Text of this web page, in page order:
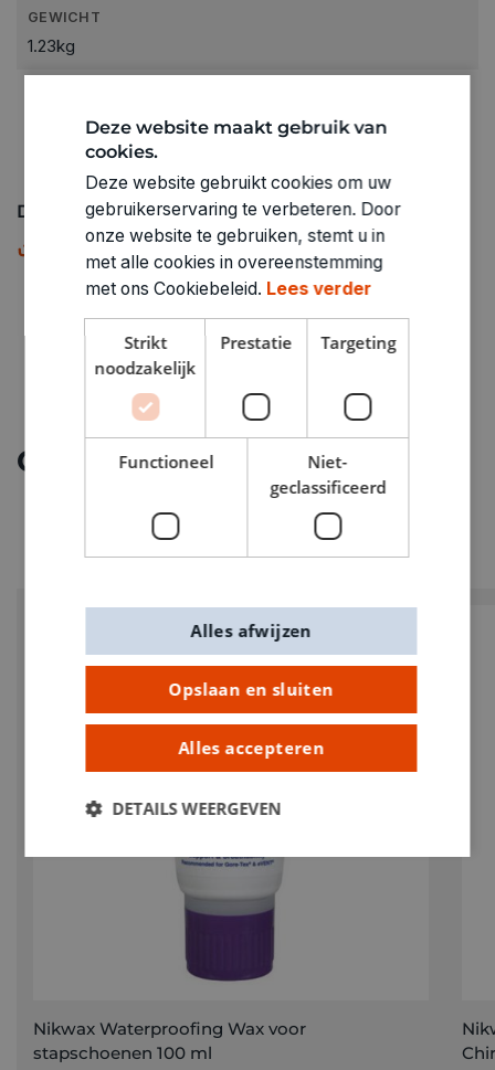
GEWICHT
1.23kg
8360041
Downloads
Maattabel
Ontdek meer
Nikwax Waterproofing Wax voor
stapschoenen 100 ml
Deze website maakt gebruik van
cookies.
Deze website gebruikt cookies om uw
gebruikerservaring te verbeteren. Door
onze website te gebruiken, stemt u in
met alle cookies in overeenstemming
met ons Cookiebeleid. Lees verder
Strikt
noodzakelijk
Prestatie Targeting
Functioneel
Niet-
geclassificeerd
Opslaan en sluiten
Alles accepteren
Alles afwijzen
DETAILS WEERGEVEN